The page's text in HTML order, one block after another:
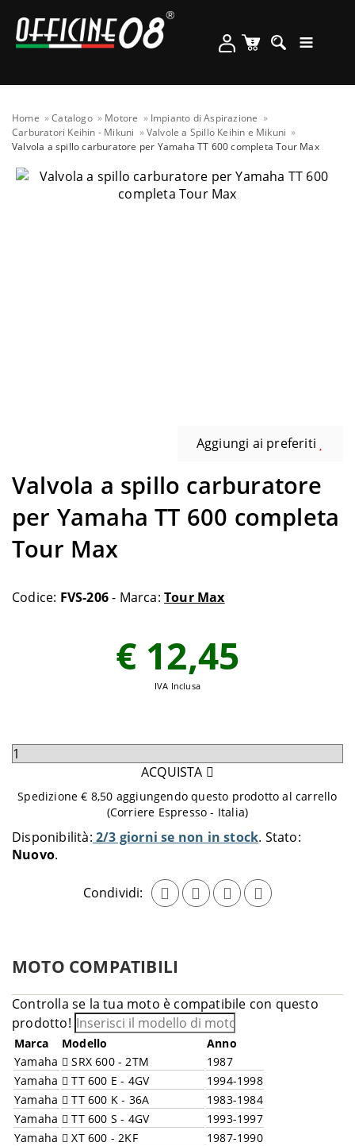
Home Catalogo Motore
Impianto di Aspirazione
Carburatori Keihin - Mikuni
Valvole a Spillo Keihin e Mikuni
Valvola a spillo carburatore per Yamaha TT 600 completa Tour Max
Aggiungi ai preferiti
Valvola a spillo carburatore
per Yamaha TT 600 completa
Tour Max
Codice: FVS-206- Marca:Tour Max
Disponibilità: 2/3 giorni se non in stock Stato:
Nuovo
Condividi:
€ 12,45
IVA Inclusa
Seleziona
aggiungere
carrello
ACQUISTA
Spedizione € 8,50 aggiungendo questo prodotto al carrello
(Corriere Espresso - Italia)
MOTO COMPATIBILI
Controlla se la tua moto è compatibile con questo
prodotto!
Marca Modello
Anno
Yamaha
SRX 600 - 2TM
1987
Yamaha
TT 600 E - 4GV
1994-1998
Yamaha
TT 600 K - 36A
1983-1984
Yamaha
TT 600 S - 4GV
1993-1997
Yamaha
XT 600 - 2KF
1987-1990